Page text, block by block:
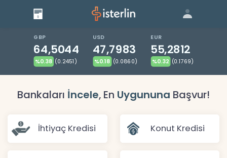
| Blog | Giriş
GBP
64,5044
%0.38 (0.2451)
USD
47,7983
%0.18 (0.0860)
EUR
55,2812
%0.32 (0.1769)
Bankaları İncele, En Uygununa Başvur!
İhtiyaç Kredisi Konut Kredisi